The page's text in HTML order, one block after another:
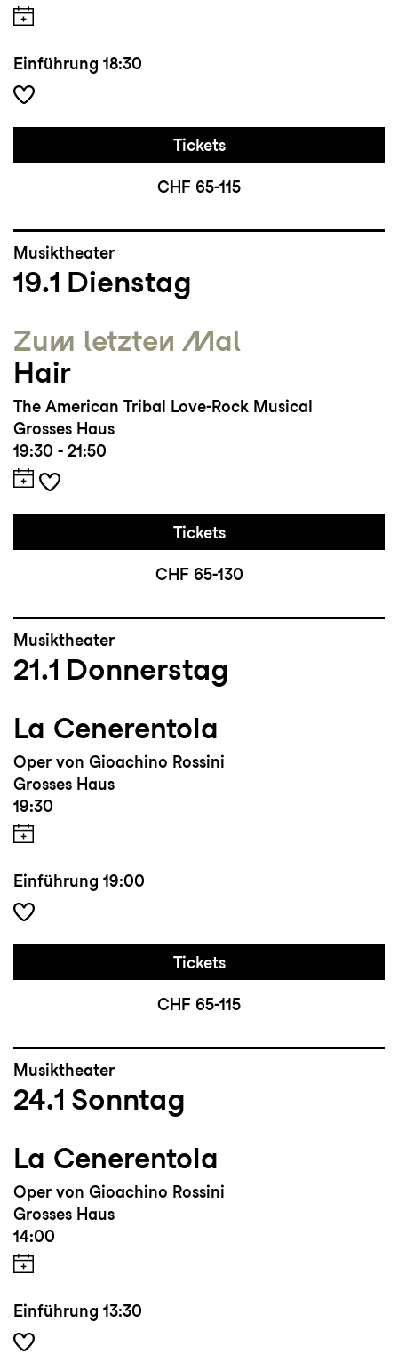
Einführung 18:30
Tickets
CHF 65-115
Musiktheater
19.1 Dienstag
Zum letzten Mal
Hair
The American Tribal Love-Rock Musical
Grosses Haus
19:30 - 21:50
Tickets
CHF 65-130
Musiktheater
21.1 Donnerstag
La Cenerentola
Oper von Gioachino Rossini
Grosses Haus
19:30
Einführung 19:00
Tickets
CHF 65-115
Musiktheater
24.1 Sonntag
La Cenerentola
Oper von Gioachino Rossini
Grosses Haus
14:00
Einführung 13:30